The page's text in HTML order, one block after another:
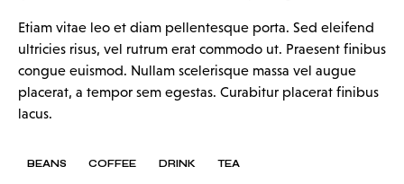
Etiam vitae leo et diam pellentesque porta. Sed eleifend
ultricies risus, vel rutrum erat commodo ut. Praesent finibus
congue euismod. Nullam scelerisque massa vel augue
placerat, a tempor sem egestas. Curabitur placerat finibus
lacus.
BEANS COFFEE DRINK TEA